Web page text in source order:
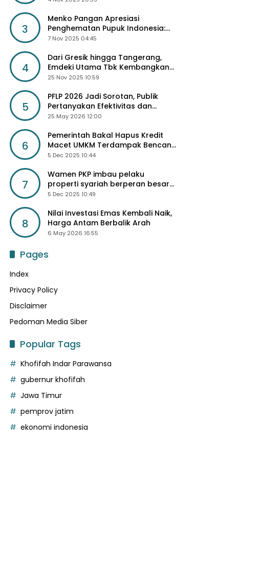
3
Menko Pangan Apresiasi
Penghematan Pupuk Indonesia:
Dorong Revitalisasi Pabrik dan
7 Nov 2025 04:45
4
Dari Gresik hingga Tangerang,
Emdeki Utama Tbk Kembangkan
Lini Produk Industri Masa Depan
25 Nov 2025 10:59
5
PFLP 2026 Jadi Sorotan, Publik
Pertanyakan Efektivitas dan
Seleksi Peserta
25 May 2026 12:00
6
Pemerintah Bakal Hapus Kredit
Macet UMKM Terdampak Bencana
Sumatra
5 Dec 2025 10:44
7
Wamen PKP imbau pelaku
properti syariah berperan besar
di 3 Juta Rumah
5 Dec 2025 10:49
8
Nilai Investasi Emas Kembali Naik,
Harga Antam Berbalik Arah
6 May 2026 16:55
Pages
Index
Privacy Policy
Disclaimer
Pedoman Media Siber
Popular Tags
Khofifah Indar Parawansa
gubernur khofifah
Jawa Timur
pemprov jatim
ekonomi indonesia